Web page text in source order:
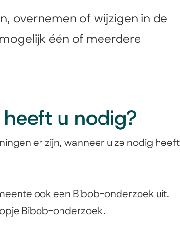
overnemen of wijzigen in de
één of meerdere
u nodig?
er zijn, wanneer u ze nodig heeft
ook een Bibob-onderzoek uit.
Bibob-onderzoek.